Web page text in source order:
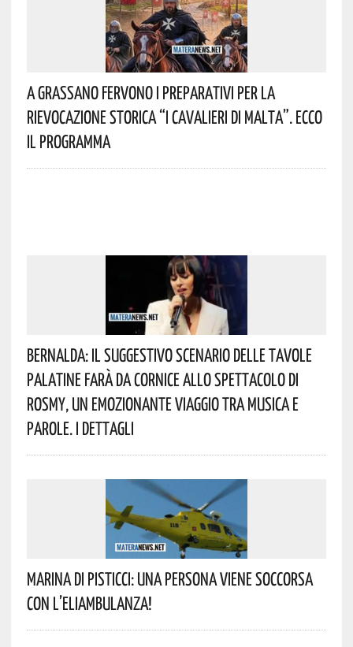
A Grassano Fervono I Preparativi Per La
Rievocazione Storica “I CAVALIERI DI MALTA”. Ecco
Il Programma
Bernalda: Il Suggestivo Scenario Delle Tavole
Palatine Farà Da Cornice Allo Spettacolo Di
Rosmy, Un Emozionante Viaggio Tra Musica E
Parole. I Dettagli
Marina Di Pisticci: Una Persona Viene Soccorsa
Con L’eliambulanza!